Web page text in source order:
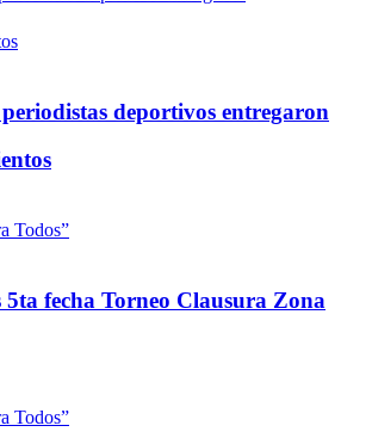
deportivos entregaron
5ta fecha Torneo Clausura Zona